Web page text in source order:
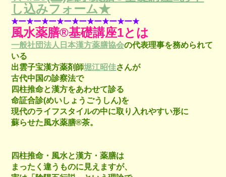
し込みフォーム★
★ー★ー★ー★ー★ー★ー★ー★ー★
風水薬膳®︎基礎講座1とは
一般社団法人日本漢方薬膳協会の代表理事を務められて
いる
出雲子宝漢方薬剤師堀江昭佳さんが
古代中国の診察法で
四柱推命と漢方をあわせて診る
命証合診(めいしょうごうしん)を
現代のライフスタイルの中に取り入れやすい形に
蘇らせた風水薬膳®︎茶。
四柱推命・風水と漢方・薬膳は
まったく違うものに見えますが、